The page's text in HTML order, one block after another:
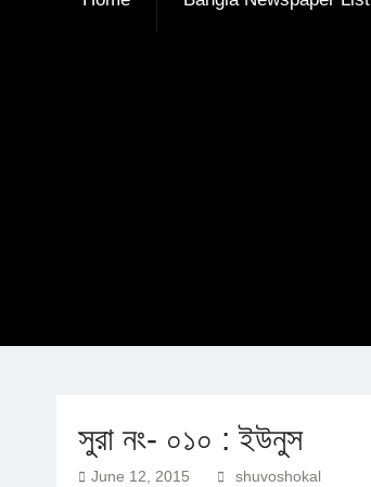
সুরা নং- ০১০ : ইউনুস
June 12, 2015 shuvoshokal